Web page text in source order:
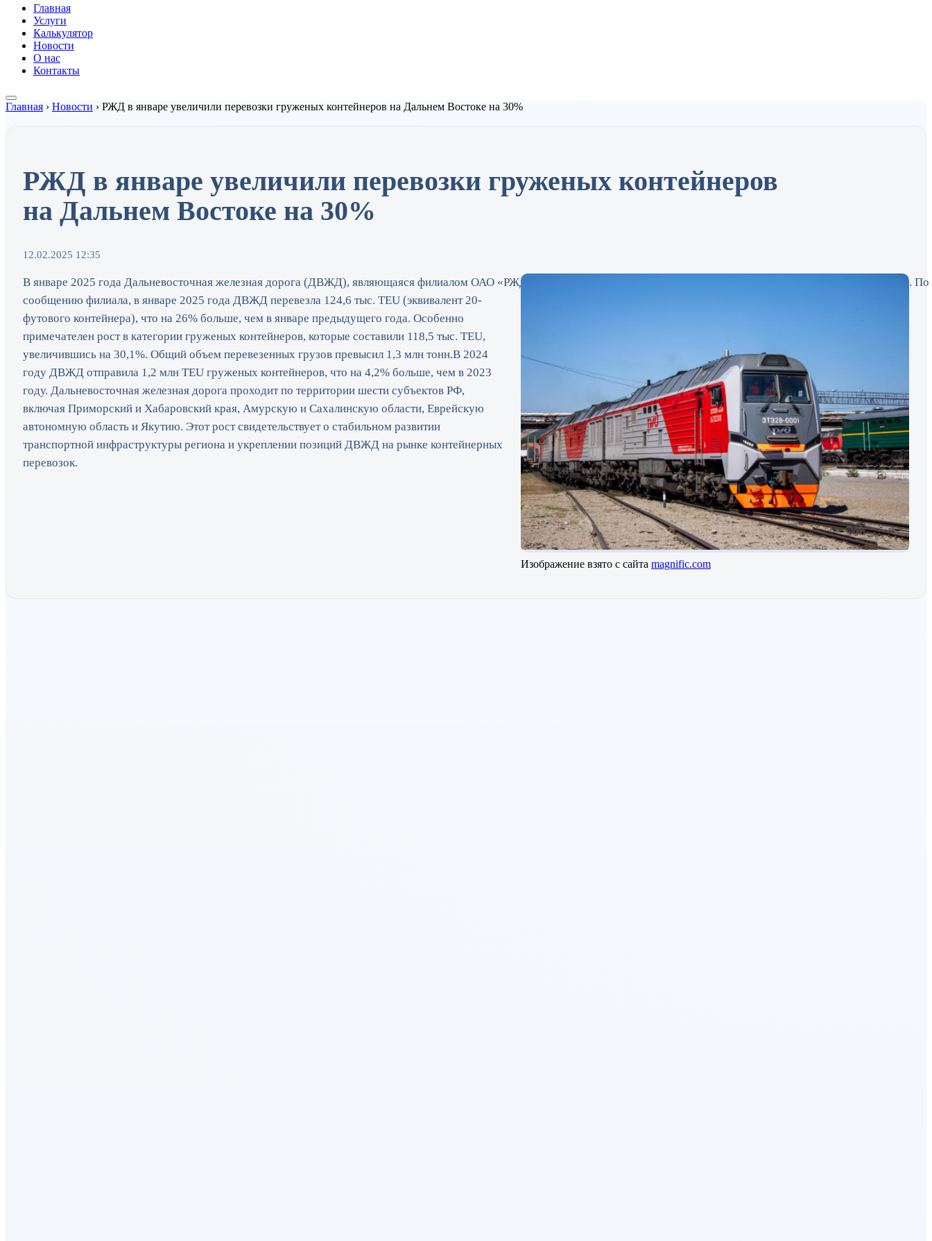
Главная
Услуги
Калькулятор
Новости
О нас
Контакты
Главная › Новости › РЖД в январе увеличили перевозки груженых контейнеров на Дальнем Востоке на 30%
РЖД в январе увеличили перевозки груженых контейнеров
на Дальнем Востоке на 30%
12.02.2025 12:35
В январе 2025 года Дальневосточная железная дорога (ДВЖД), являющаяся филиалом ОАО «РЖД», продемонстрировала значительный рост в сфере перевозок контейнеров.
сообщению филиала, в январе 2025 года ДВЖД перевезла 124,6 тыс. TEU (эквивалент 20-
футового контейнера), что на 26% больше, чем в январе предыдущего года. Особенно
примечателен рост в категории груженых контейнеров, которые составили 118,5 тыс. TEU,
увеличившись на 30,1%. Общий объем перевезенных грузов превысил 1,3 млн тонн.В 2024
году ДВЖД отправила 1,2 млн TEU груженых контейнеров, что на 4,2% больше, чем в 2023
году. Дальневосточная железная дорога проходит по территории шести субъектов РФ,
включая Приморский и Хабаровский края, Амурскую и Сахалинскую области, Еврейскую
автономную область и Якутию. Этот рост свидетельствует о стабильном развитии
транспортной инфраструктуры региона и укреплении позиций ДВЖД на рынке контейнерных
перевозок.
Изображение взято с сайта magnific.com